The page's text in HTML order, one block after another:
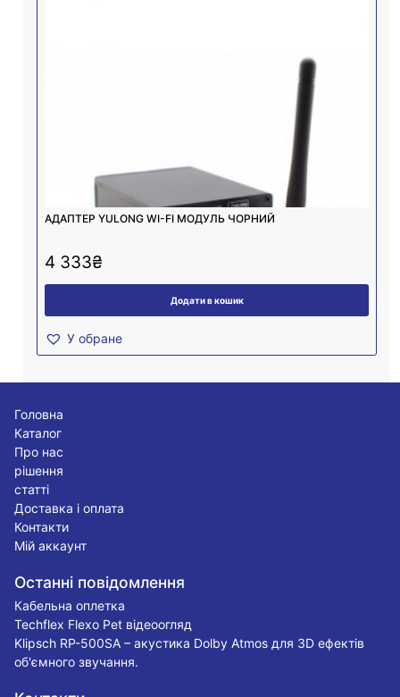
АДАПТЕР YULONG WI-FI МОДУЛЬ ЧОРНИЙ
4 333₴
Додати в кошик
У обране
Головна
Каталог
Про нас
рішення
статті
Доставка і оплата
Контакти
Мій аккаунт
Останні повідомлення
Кабельна оплетка
Techflex Flexo Pet відеоогляд
Klipsch RP-500SA – акустика Dolby Atmos для 3D ефектів
об'ємного звучання.